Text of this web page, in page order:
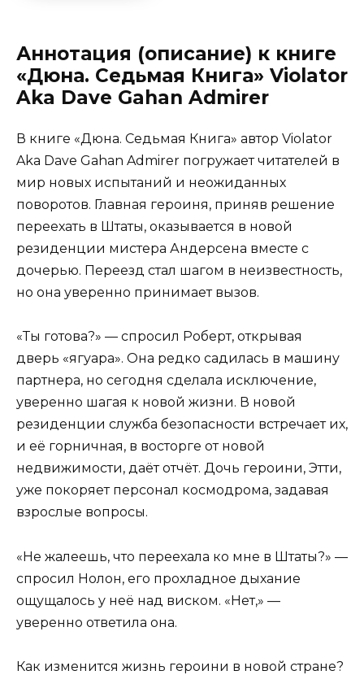
Аннотация (описание) к книге
«Дюна. Седьмая Книга» Violator
Aka Dave Gahan Admirer
В книге «Дюна. Седьмая Книга» автор Violator
Aka Dave Gahan Admirer погружает читателей в
мир новых испытаний и неожиданных
поворотов. Главная героиня, приняв решение
переехать в Штаты, оказывается в новой
резиденции мистера Андерсена вместе с
дочерью. Переезд стал шагом в неизвестность,
но она уверенно принимает вызов.
«Ты готова?» — спросил Роберт, открывая
дверь «ягуара». Она редко садилась в машину
партнера, но сегодня сделала исключение,
уверенно шагая к новой жизни. В новой
резиденции служба безопасности встречает их,
и её горничная, в восторге от новой
недвижимости, даёт отчёт. Дочь героини, Этти,
уже покоряет персонал космодрома, задавая
взрослые вопросы.
«Не жалеешь, что переехала ко мне в Штаты?» —
спросил Нолон, его прохладное дыхание
ощущалось у неё над виском. «Нет,» —
уверенно ответила она.
Как изменится жизнь героини в новой стране?